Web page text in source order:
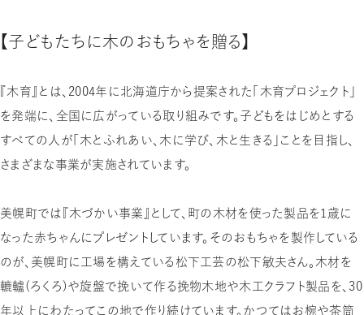
【子どもたちに木のおもちゃを贈る】
『木育』とは、2004年に北海道庁から提案された「木育プロジェクト」
を発端に、全国に広がっている取り組みです。子どもをはじめとする
すべての人が「木とふれあい、木に学び、木と生きる」ことを目指し、
さまざまな事業が実施されています。
美幌町では『木づかい事業』として、町の木材を使った製品を1歳に
なった赤ちゃんにプレゼントしています。そのおもちゃを製作している
のが、美幌町に工場を構えている松下工芸の松下敏夫さん。木材を
轆轤（ろくろ）や旋盤で挽いて作る挽物木地や木工クラフト製品を、30
年以上にわたってこの地で作り続けています。かつてはお椀や茶筒